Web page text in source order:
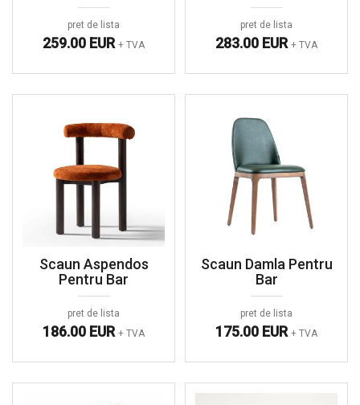
pret de lista
259.00 EUR + TVA
pret de lista
283.00 EUR + TVA
Scaun Aspendos
Pentru Bar
pret de lista
186.00 EUR + TVA
Scaun Damla Pentru
Bar
pret de lista
175.00 EUR + TVA